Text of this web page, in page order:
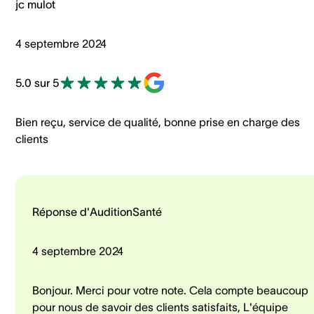
jc mulot
4 septembre 2024
5.0 sur 5
Bien reçu, service de qualité, bonne prise en charge des
clients
Réponse d'AuditionSanté
4 septembre 2024
Bonjour. Merci pour votre note. Cela compte beaucoup
pour nous de savoir des clients satisfaits, L'équipe